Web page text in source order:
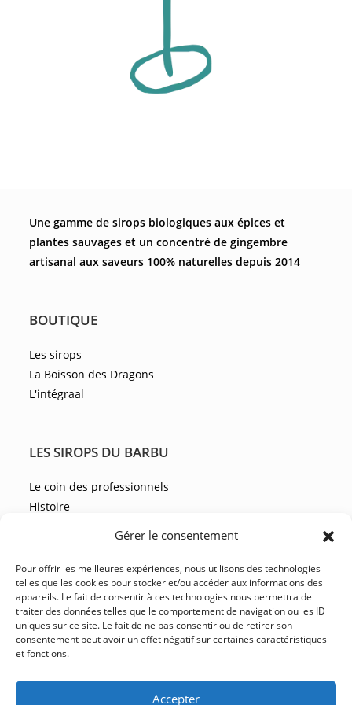
Gérer le consentement
Pour offrir les meilleures expériences, nous utilisons des technologies
telles que les cookies pour stocker et/ou accéder aux informations des
appareils. Le fait de consentir à ces technologies nous permettra de
traiter des données telles que le comportement de navigation ou les ID
uniques sur ce site. Le fait de ne pas consentir ou de retirer son
consentement peut avoir un effet négatif sur certaines caractéristiques
et fonctions.
Accepter
Une gamme de sirops biologiques aux épices et
plantes sauvages et un concentré de gingembre
artisanal aux saveurs 100% naturelles depuis 2014
BOUTIQUE
Les sirops
La Boisson des Dragons
L'intégraal
LES SIROPS DU BARBU
Le coin des professionnels
Histoire
NOUS CONTACTER
FAQ
CGV